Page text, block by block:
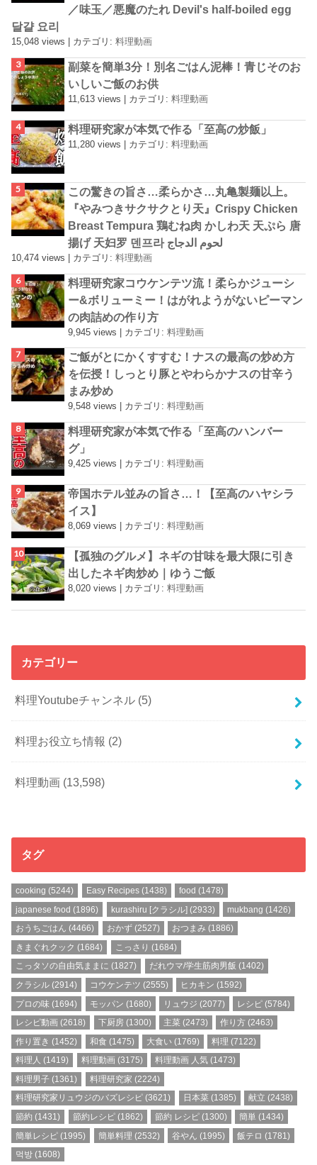
／味玉／悪魔のたれ Devil's half-boiled egg
달걀 요리
15,048 views カテゴリ:料理動画
副菜を簡単3分！別名ごはん泥棒！青じそのお
いしいご飯のお供
11,613 views | カテゴリ:料理動画
料理研究家が本気で作る「至高の炒飯」
11,280 views カテゴリ:料理動画
この驚きの旨さ…柔らかさ…丸亀製麺以上。
『やみつきサクサクとり天』Crispy Chicken
Breast Tempura 鶏むね肉 かしわ天 天ぷら 唐
揚げ 天妇罗 덴프라 لحوم الدجاج
10,474 views カテゴリ:料理動画
料理研究家コウケンテツ流！柔らかジューシ
ー&ボリューミー！はがれようがないピーマン
の肉詰めの作り方
9,945 views カテゴリ:料理動画
ご飯がとにかくすすむ！ナスの最高の炒め方
を伝授！しっとり豚とやわらかナスの甘辛う
まみ炒め
9,548 views カテゴリ:料理動画
料理研究家が本気で作る「至高のハンバー
グ」
9,425 views | カテゴリ:料理動画
帝国ホテル並みの旨さ…！【至高のハヤシラ
イス】
8,069 views カテゴリ:料理動画
【孤独のグルメ】ネギの甘味を最大限に引き
出したネギ肉炒め｜ゆうご飯
8,020 views カテゴリ:料理動画
カテゴリー
料理Youtubeチャンネル (5)
料理お役立ち情報 (2)
料理動画 (13,598)
タグ
cooking (5244) Easy Recipes(1438) food (1478)
japanese food (1896) kurashiru [クラシル](2933) mukbang (1426)
おうちごはん (4466) おかず(2527) おつまみ (1886)
きまぐれクック (1684) こっさり (1684)
こっタソの自由気ままに (1827) だれウマ/学生筋肉男飯 (1402)
クラシル (2914) コウケンテツ (2555) ヒカキン (1592)
プロの味 (1694) モッパン (1680) リュウジ (2077) レシピ (5784)
レシピ動画 (2618) 下厨房(1300) 主菜(2473) 作り方 (2463)
作り置き (1452) 和食 (1475) 大食い(1769) 料理 (7122)
料理人 (1419) 料理動画(3175) 料理動画 人気(1473)
料理男子 (1361) 料理研究家 (2224)
料理研究家リュウジのバズレシピ (3621) 日本菜(1385) 献立 (2438)
節約 (1431) 節約レシピ(1862) 節約 レシピ(1300) 簡単 (1434)
簡単レシピ (1995) 簡単料理 (2532) 谷やん (1995) 飯テロ (1781)
먹방 (1608)